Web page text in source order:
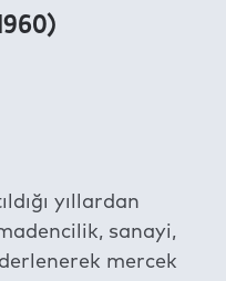
yıllardan
sanayi,
mercek